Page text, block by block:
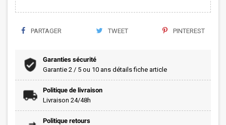
PARTAGER TWEET PINTEREST
Garanties sécurité
Garantie 2 / 5 ou 10 ans détails fiche article
Politique de livraison
Livraison 24/48h
Politique retours